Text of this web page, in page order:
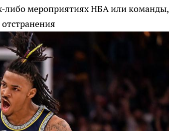
либо мероприятиях НБА или команды,